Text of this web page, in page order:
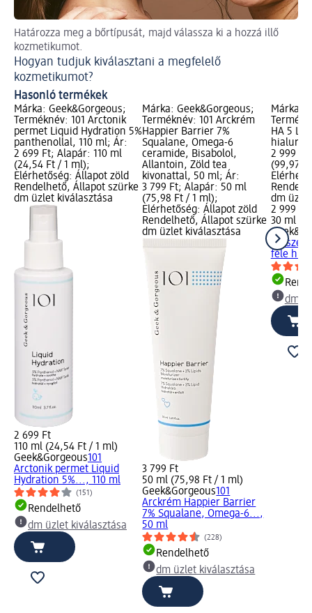
Határozza meg a bőrtípusát, majd válassza ki a hozzá illő
kozmetikumot.
Hogyan tudjuk kiválasztani a megfelelő
kozmetikumot?
Hasonló termékek
Márka: Geek&Gorgeous;
Terméknév: 101 Arctonik
permet Liquid Hydration 5%
panthenollal, 110 ml; Ár:
2 699 Ft; Alapár: 110 ml
(24,54 Ft / 1 ml);
Elérhetőség: Állapot zöld
Rendelhető, Állapot szürke
dm üzlet kiválasztása
2 699 Ft
110 ml (24,54 Ft / 1 ml)
Geek&Gorgeous101
Arctonik permet Liquid
Hydration 5%..., 110 ml
(151)
Rendelhető
dm üzlet kiválasztása
Márka: Geek&Gorgeous;
Terméknév: 101 Arckrém
Happier Barrier 7%
Squalane, Omega-6
ceramide, Bisabolol,
Allantoin, Zöld tea
kivonattal, 50 ml; Ár:
3 799 Ft; Alapár: 50 ml
(75,98 Ft / 1 ml);
Elérhetőség: Állapot zöld
Rendelhető, Állapot szürke
dm üzlet kiválasztása
3 799 Ft
50 ml (75,98 Ft / 1 ml)
Geek&Gorgeous101
Arckrém Happier Barrier
7% Squalane, Omega-6...,
50 ml
(228)
Rendelhető
dm üzlet kiválasztása
Márka:
HA 5
2 999
(99,97
dm
2 999 Ft
30 ml
féle
dm